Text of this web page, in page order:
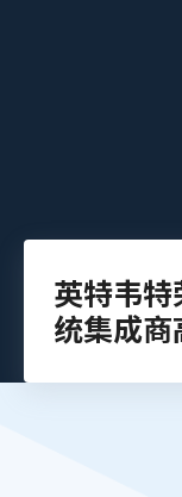
英特韦
统集成商